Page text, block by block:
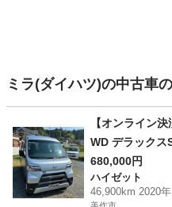
ミラ(ダイハツ)の中古車
【オンライン
WD デラックス
680,000円
ハイゼット
46,900km 2020年